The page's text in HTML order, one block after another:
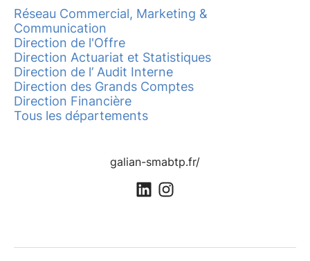
Réseau Commercial, Marketing &
Communication
Direction de l'Offre
Direction Actuariat et Statistiques
Direction de l’ Audit Interne
Direction des Grands Comptes
Direction Financière
Tous les départements
galian-smabtp.fr/